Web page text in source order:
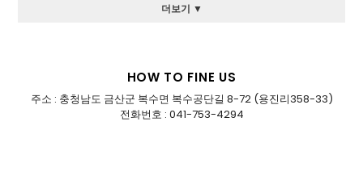
더보기 ▼
HOW TO FINE US
주소 : 충청남도 금산군 복수면 복수공단길 8-72 (용진리358-33)
전화번호 : 041-753-4294